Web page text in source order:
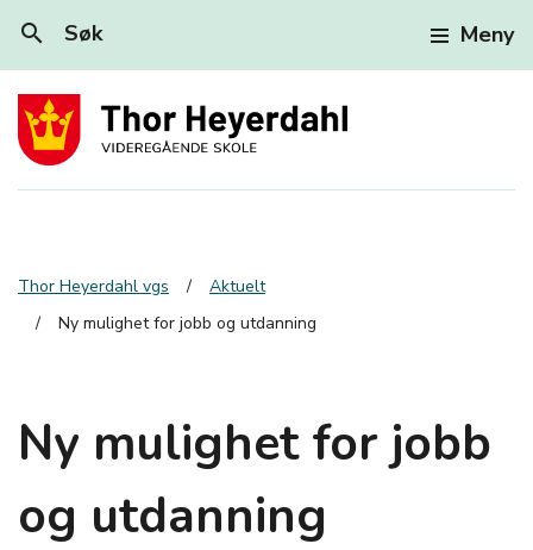
search Søk Meny
Thor Heyerdahl vgs
Aktuelt
Ny mulighet for jobb og utdanning
Ny mulighet for jobb
og utdanning